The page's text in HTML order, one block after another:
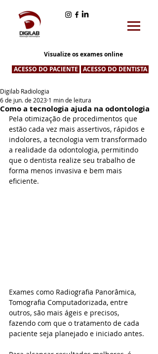
Visualize os exames online
ACESSO DO PACIENTE
ACESSO DO DENTISTA
Como a tecnologia ajuda na odontologia
Digilab Radiologia
6 de jun. de 2023 1 min de leitura
Pela otimização de procedimentos que
estão cada vez mais assertivos, rápidos e
indolores, a tecnologia vem transformado
a realidade da odontologia, permitindo
que o dentista realize seu trabalho de
forma menos invasiva e bem mais
eficiente.
Exames como Radiografia Panorâmica,
Tomografia Computadorizada, entre
outros, são mais ágeis e precisos,
fazendo com que o tratamento de cada
paciente seja planejado e iniciado antes.